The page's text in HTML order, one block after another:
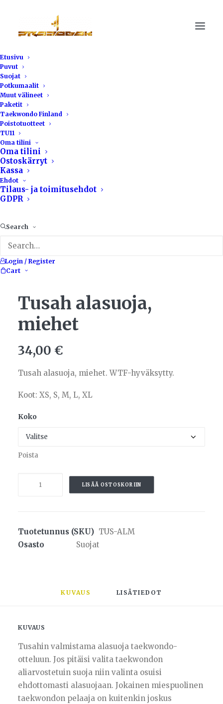
Etusivu
Puvut
Suojat
Potkumaalit
Muut välineet
Paketit
Taekwondo Finland
Poistotuotteet
TU11
Oma tilini
Oma tilini
Ostoskärryt
Kassa
Ehdot
Tilaus- ja toimitusehdot
GDPR
Search
Login / Register
Cart
Tusah alasuoja,
miehet
34,00 €
Tusah alasuoja, miehet. WTF-hyväksytty.
Koot: XS, S, M, L, XL
Koko
Poista
LISÄÄ OSTOSKORIIN
Tuotetunnus (SKU) TUS-ALM
Osasto
Suojat
KUVAUS LISÄTIEDOT
KUVAUS
Tusahin valmistama alasuoja taekwondo-
otteluun. Jos pitäisi valita taekwondon
aliarvostetuin suoja niin valinta osuisi
ehdottomasti alasuojaan. Jokainen miespuolinen
taekwondon pelaaja on kuitenkin joskus